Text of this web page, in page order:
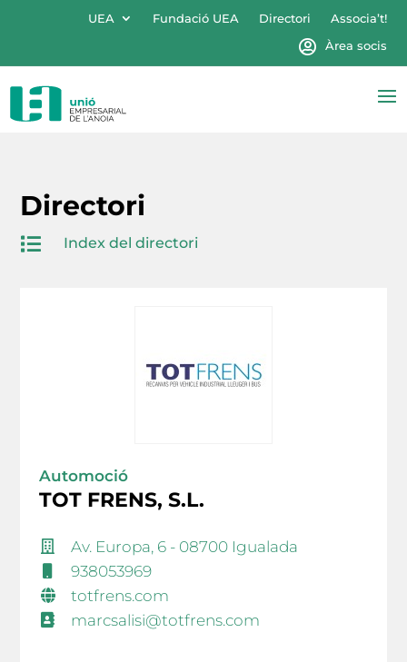
UEA Fundació UEA Directori
Associa’t!
Àrea socis
Directori
 Index del directori
Automoció
TOT FRENS, S.L.
Av. Europa, 6 - 08700 Igualada
938053969
totfrens.com
marcsalisi@totfrens.com